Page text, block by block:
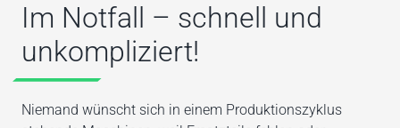
Im Notfall – schnell und
unkompliziert!
Niemand wünscht sich in einem Produktionszyklus